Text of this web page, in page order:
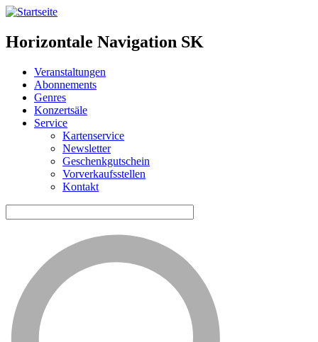
Horizontale Navigation SK
Veranstaltungen
Abonnements
Genres
Konzertsäle
Service
Kartenservice
Newsletter
Geschenkgutschein
Vorverkaufsstellen
Kontakt